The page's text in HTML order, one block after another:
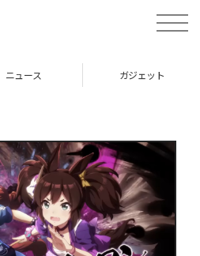
toggle
ニュース ガジェット